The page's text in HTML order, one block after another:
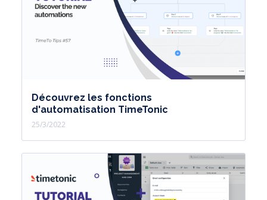
Découvrez les fonctions
d'automatisation TimeTonic
25/3/2022